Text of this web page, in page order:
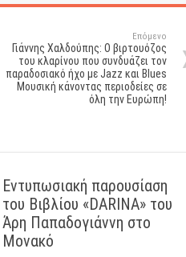
Επόμενο
Γιάννης Χαλδούπης: O βιρτουόζος
του κλαρίνου που συνδυάζει τον
παραδοσιακό ήχο με Jazz και Blues
Μουσική κάνοντας περιοδείες σε
όλη την Ευρώπη!
Εντυπωσιακή παρουσίαση
του Βιβλίου «DARINA» του
Άρη Παπαδογιάννη στο
Μονακό